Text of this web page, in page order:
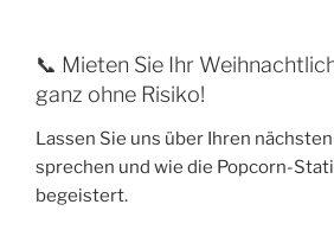
📞 Mieten Sie Ihr
ganz ohne Risiko!
Lassen Sie uns über Ihren
sprechen und wie die Popcorn-
begeistert.